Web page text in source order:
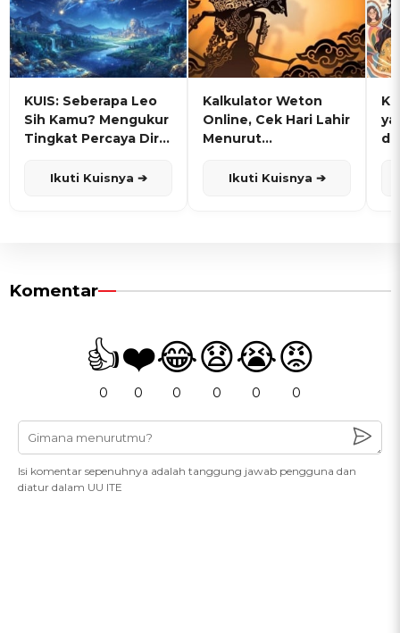
KUIS: Seberapa Leo
Sih Kamu? Mengukur
Tingkat Percaya Diri
Ikuti Kuisnya ➔
Kalkulator Weton
Online, Cek Hari Lahir
Menurut
Ikuti Kuisnya ➔
Komentar
👍
0
❤️
0
😂
0
😧
0
😭
0
😡
0
Isi komentar sepenuhnya adalah tanggung jawab pengguna dan
diatur dalam UU ITE